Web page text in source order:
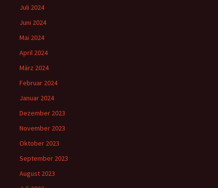
Juli 2024
Juni 2024
Mai 2024
April 2024
März 2024
Februar 2024
Januar 2024
Dezember 2023
November 2023
Oktober 2023
September 2023
August 2023